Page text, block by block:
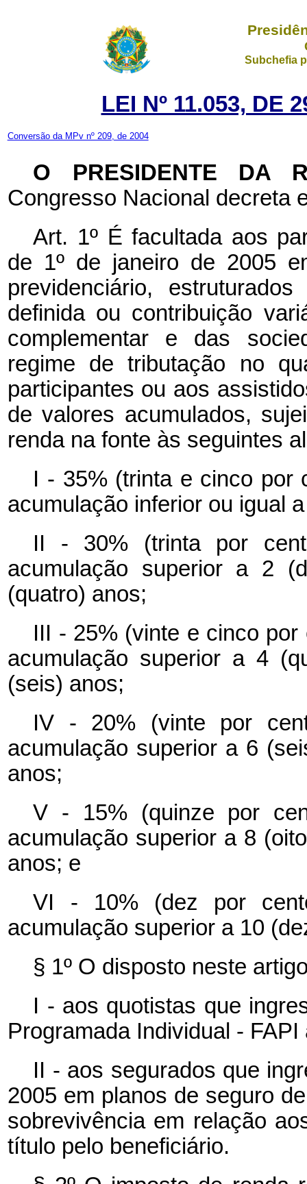
Subchefia
LEI Nº 11.053, DE
Conversão da MPv nº 209, de 2004
O PRESIDENTE DA
Congresso Nacional decreta
Art. 1º É facultada aos
de 1º de janeiro de 2005
previdenciário,
definida ou contribuição
complementar e das
regime de tributação no
participantes ou aos
de valores acumulados,
renda na fonte às seguintes
I - 35% (trinta e cinco por
acumulação inferior ou igual
II - 30% (trinta por
acumulação superior a 2
(quatro) anos;
III - 25% (vinte e cinco
acumulação superior a 4
(seis) anos;
IV - 20% (vinte por
acumulação superior a 6
anos;
V - 15% (quinze por
acumulação superior a 8
anos; e
VI - 10% (dez por
acumulação superior a 10
§ 1º O disposto neste
I - aos quotistas que
Programada Individual -
II - aos segurados que
2005 em planos de seguro
sobrevivência em relação
título pelo beneficiário.